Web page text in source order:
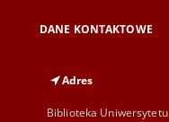
DANE KONTAKTOWE
Adres
Biblioteka Uniwersytetu